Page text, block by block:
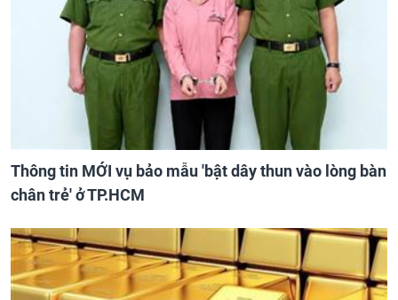
Thông tin MỚI vụ bảo mẫu 'bật dây thun vào lòng bàn
chân trẻ' ở TP.HCM